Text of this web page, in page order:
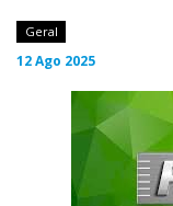
EDUCAÇÃO
SEGURANÇA
CONTATO
Geral
12 Ago 2025